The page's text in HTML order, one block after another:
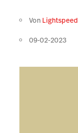
Von Lightspeed
09-02-2023